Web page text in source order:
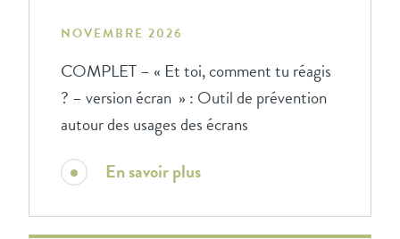
NOVEMBRE 2026
COMPLET – « Et toi, comment tu réagis
? – version écran » : Outil de prévention
autour des usages des écrans
En savoir plus